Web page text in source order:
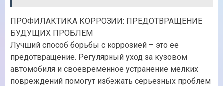
ПРОФИЛАКТИКА КОРРОЗИИ: ПРЕДОТВРАЩЕНИЕ
БУДУЩИХ ПРОБЛЕМ
Лучший способ борьбы с коррозией – это ее
предотвращение. Регулярный уход за кузовом
автомобиля и своевременное устранение мелких
повреждений помогут избежать серьезных проблем